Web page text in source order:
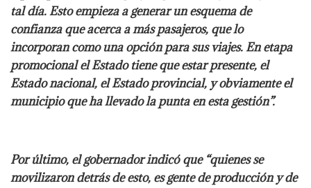
tal día. Esto empieza a generar un esquema de
confianza que acerca a más pasajeros, que lo
incorporan como una opción para sus viajes. En etapa
promocional el Estado tiene que estar presente, el
Estado nacional, el Estado provincial, y obviamente el
municipio que ha llevado la punta en esta gestión”.
Por último, el gobernador indicó que “quienes se
movilizaron detrás de esto, es gente de producción y de